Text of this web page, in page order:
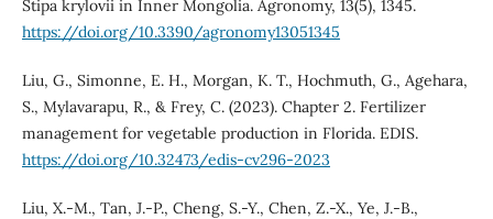
Stipa krylovii in Inner Mongolia. Agronomy, 13(5), 1345.
https://doi.org/10.3390/agronomy13051345
Liu, G., Simonne, E. H., Morgan, K. T., Hochmuth, G., Agehara,
S., Mylavarapu, R., & Frey, C. (2023). Chapter 2. Fertilizer
management for vegetable production in Florida. EDIS.
https://doi.org/10.32473/edis-cv296-2023
Liu, X.-M., Tan, J.-P., Cheng, S.-Y., Chen, Z.-X., Ye, J.-B.,